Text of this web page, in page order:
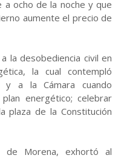
a ocho de la noche y que
aumente el precio de
la desobediencia civil en
la cual contempló
y a la Cámara cuando
energético; celebrar
plaza de la Constitución
de Morena, exhortó al